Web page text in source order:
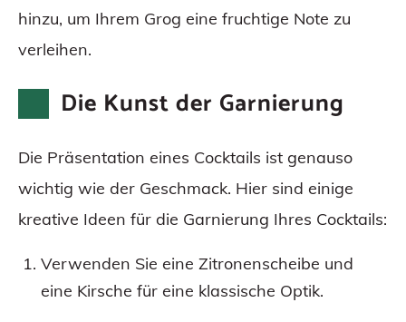
hinzu, um Ihrem Grog eine fruchtige Note zu
verleihen.
Die Kunst der Garnierung
Die Präsentation eines Cocktails ist genauso
wichtig wie der Geschmack. Hier sind einige
kreative Ideen für die Garnierung Ihres Cocktails:
Verwenden Sie eine Zitronenscheibe und
eine Kirsche für eine klassische Optik.